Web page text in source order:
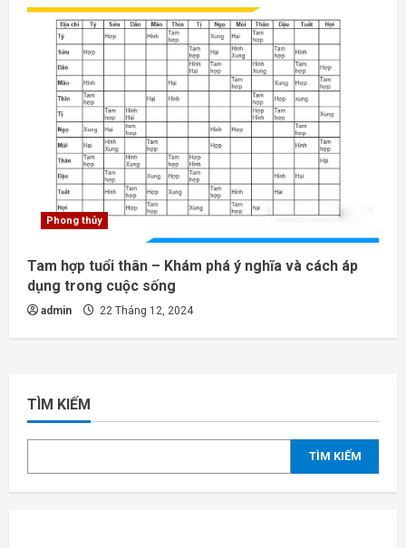
Phong thủy
Tam hợp tuổi thân – Khám phá ý nghĩa và cách áp
dụng trong cuộc sống
admin 22 Tháng 12, 2024
TÌM KIẾM
TÌM KIẾM